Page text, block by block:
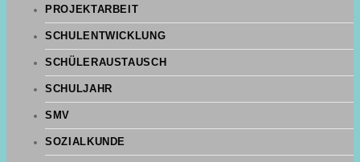
PROJEKTARBEIT
SCHULENTWICKLUNG
SCHÜLERAUSTAUSCH
SCHULJAHR
SMV
SOZIALKUNDE